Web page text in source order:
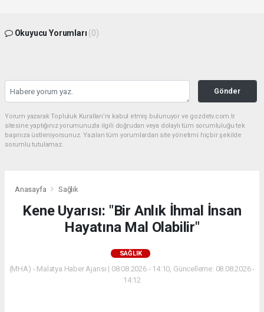
Okuyucu Yorumları (0)
Gönder
Yorum yazarak Topluluk Kuralları’nı kabul etmiş bulunuyor ve gozdetv.com.tr
sitesine yaptığınız yorumunuzla ilgili doğrudan veya dolaylı tüm sorumluluğu tek
başınıza üstleniyorsunuz. Yazılan tüm yorumlardan site yönetimi hiçbir şekilde
sorumlu tutulamaz.
Anasayfa Sağlık
Kene Uyarısı: "Bir Anlık İhmal İnsan
Hayatına Mal Olabilir"
SAĞLIK
(MHA) - Malatya Haber Ajansı | 08.08.2026 - 14:10, Güncelleme: 08.08.2026 -
14:12